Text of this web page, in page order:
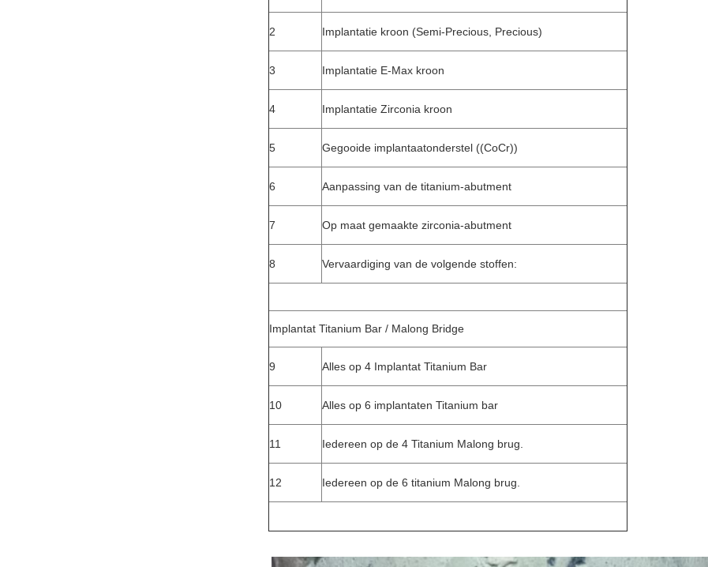
2 Implantatie kroon (Semi-Precious, Precious)
3 Implantatie E-Max kroon
4 Implantatie Zirconia kroon
5 Gegooide implantaatonderstel ((CoCr))
6 Aanpassing van de titanium-abutment
7 Op maat gemaakte zirconia-abutment
8 Vervaardiging van de volgende stoffen:
Implantat Titanium Bar / Malong Bridge
9 Alles op 4 Implantat Titanium Bar
10 Alles op 6 implantaten Titanium bar
11 Iedereen op de 4 Titanium Malong brug.
12 Iedereen op de 6 titanium Malong brug.